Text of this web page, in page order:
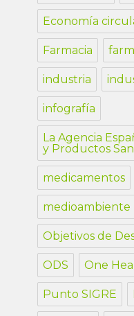
Economía
Farmacia
industria
infografía
La Agencia
y Productos
medicamentos
medioambiente
Objetivos de
ODS One
Punto SIGRE